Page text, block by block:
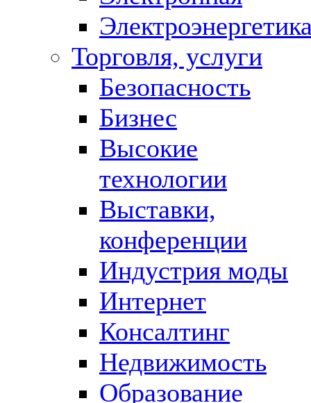
Торговля, услуги
Безопасность
Бизнес
Высокие
технологии
Выставки,
конференции
Индустрия моды
Интернет
Консалтинг
Недвижимость
Образование